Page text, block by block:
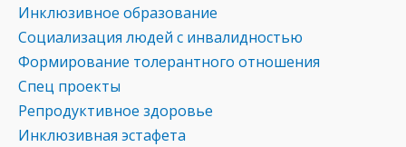
Инклюзивное образование
Социализация людей с инвалидностью
Формирование толерантного отношения
Спец проекты
Репродуктивное здоровье
Инклюзивная эстафета